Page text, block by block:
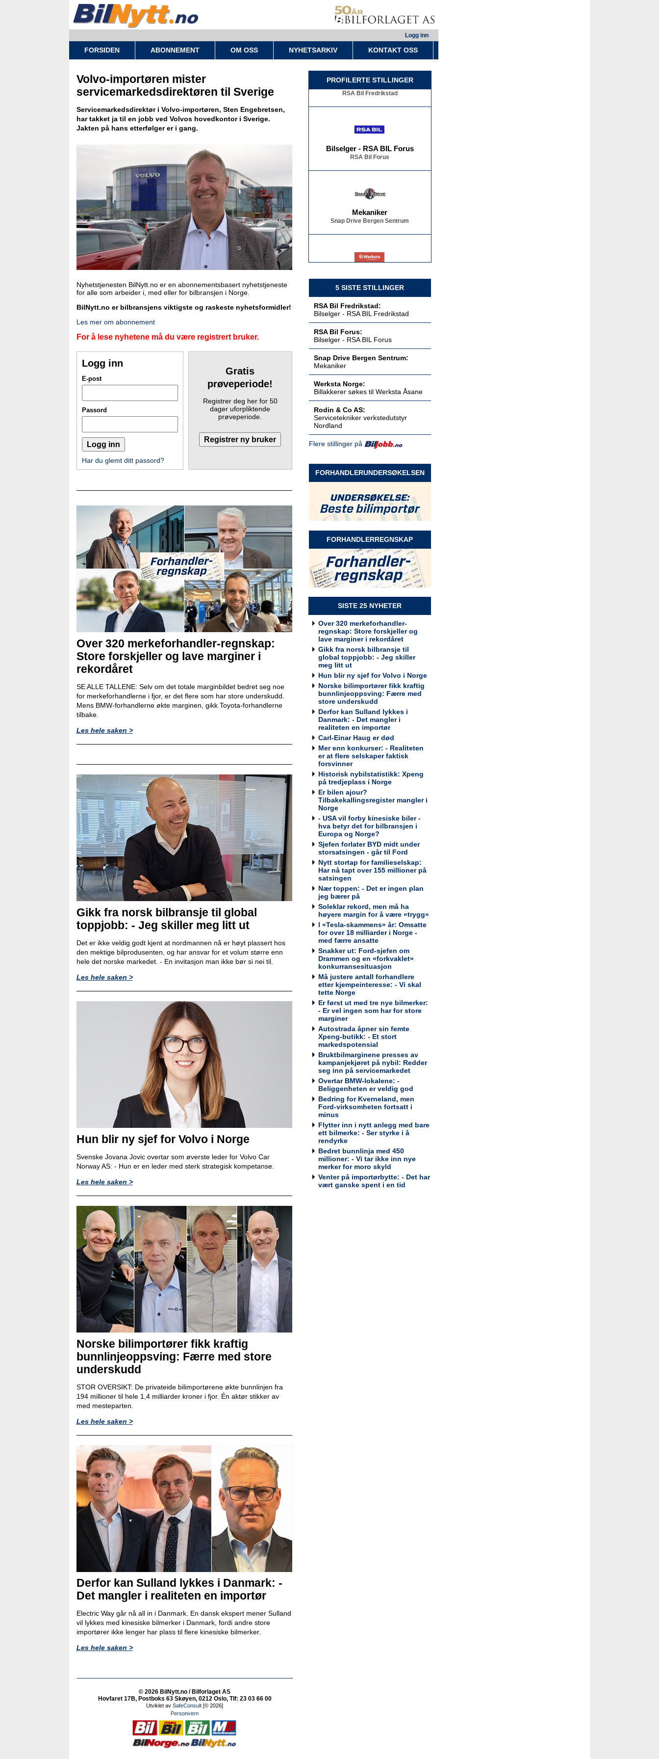
Logg inn
FORSIDEN ABONNEMENT OM OSS NYHETSARKIV KONTAKT OSS
Volvo-importøren mister
servicemarkedsdirektøren til Sverige
Servicemarkedsdirektør i Volvo-importøren, Sten Engebretsen,
har takket ja til en jobb ved Volvos hovedkontor i Sverige.
Jakten på hans etterfølger er i gang.
Nyhetstjenesten BilNytt.no er en abonnementsbasert nyhetstjeneste
for alle som arbeider i, med eller for bilbransjen i Norge.
BilNytt.no er bilbransjens viktigste og raskeste nyhetsformidler!
Les mer om abonnement
For å lese nyhetene må du være registrert bruker.
Logg inn
E-post
Passord
Har du glemt ditt passord?
Gratis
prøveperiode!
Registrer deg her for 50
dager uforpliktende
prøveperiode.
Over 320 merkeforhandler-regnskap:
Store forskjeller og lave marginer i
rekordåret
SE ALLE TALLENE: Selv om det totale marginbildet bedret seg noe
for merkeforhandlerne i fjor, er det flere som har store underskudd.
Mens BMW-forhandlerne økte marginen, gikk Toyota-forhandlerne
tilbake.
Les hele saken >
Gikk fra norsk bilbransje til global
toppjobb: - Jeg skiller meg litt ut
Det er ikke veldig godt kjent at nordmannen nå er høyt plassert hos
den mektige bilprodusenten, og har ansvar for et volum større enn
hele det norske markedet. - En invitasjon man ikke bør si nei til.
Les hele saken >
Hun blir ny sjef for Volvo i Norge
Svenske Jovana Jovic overtar som øverste leder for Volvo Car
Norway AS: - Hun er en leder med sterk strategisk kompetanse.
Les hele saken >
Norske bilimportører fikk kraftig
bunnlinjeoppsving: Færre med store
underskudd
STOR OVERSIKT: De privateide bilimportørene økte bunnlinjen fra
194 millioner til hele 1,4 milliarder kroner i fjor. Én aktør stikker av
med mesteparten.
Les hele saken >
Derfor kan Sulland lykkes i Danmark: -
Det mangler i realiteten en importør
Electric Way går nå all in i Danmark. En dansk ekspert mener Sulland
vil lykkes med kinesiske bilmerker i Danmark, fordi andre store
importører ikke lenger har plass til flere kinesiske bilmerker.
Les hele saken >
PROFILERTE STILLINGER
Bilselger - RSA BIL Fredrikstad
RSA Bil Forus
Snap Drive Bergen Sentrum
Servicetekniker verkstedutstyr
Nordland
Servicetekniker verkstedutstyr
Østlandet
Rodin & Co AS
Rodin & Co AS
Selger kundeservice
Rodin & Co AS
Billakkerer søkes til Werksta
Grorud
Werksta Norge
Kundemottaker og Takserer for
Werksta Grorud
Werksta Norge
Salgssjef
Møller Bil Outlet Alnabru
Servicemarkedsleder
Sulland Lier
Teknisk kontrollør
Viking Kontroll AS
Avdelingsleder / Kundemottaker
Mekonomen Bilverksted, Arna
Bilmekaniker / Service Technician -
Haugesund
Tesla Norway AS
Bilmekaniker / Service Technician -
Bodø
Tesla Norway AS
Bilmekaniker / Service Technician -
Stavanger
Tesla Norway AS
5 SISTE STILLINGER
RSA Bil Fredrikstad:
Bilselger - RSA BIL Fredrikstad
RSA Bil Forus:
Bilselger - RSA BIL Forus
Snap Drive Bergen Sentrum:
Mekaniker
Werksta Norge:
Billakkerer søkes til Werksta Åsane
Rodin & Co AS:
Servicetekniker verkstedutstyr
Nordland
Flere stillinger på
FORHANDLERUNDERSØKELSEN
FORHANDLERREGNSKAP
SISTE 25 NYHETER
Over 320 merkeforhandler-
regnskap: Store forskjeller og
lave marginer i rekordåret
Gikk fra norsk bilbransje til
global toppjobb: - Jeg skiller
meg litt ut
Hun blir ny sjef for Volvo i Norge
Norske bilimportører fikk kraftig
bunnlinjeoppsving: Færre med
store underskudd
Derfor kan Sulland lykkes i
Danmark: - Det mangler i
realiteten en importør
Carl-Einar Haug er død
Mer enn konkurser: - Realiteten
er at flere selskaper faktisk
forsvinner
Historisk nybilstatistikk: Xpeng
på tredjeplass i Norge
Er bilen ajour?
Tilbakekallingsregister mangler i
Norge
- USA vil forby kinesiske biler -
hva betyr det for bilbransjen i
Europa og Norge?
Sjefen forlater BYD midt under
storsatsingen - går til Ford
Nytt stortap for familieselskap:
Har nå tapt over 155 millioner på
satsingen
Nær toppen: - Det er ingen plan
jeg bærer på
Soleklar rekord, men må ha
høyere margin for å være «trygg»
I «Tesla-skammens» år: Omsatte
for over 18 milliarder i Norge -
med færre ansatte
Snakker ut: Ford-sjefen om
Drammen og en «forkvaklet»
konkurransesituasjon
Må justere antall forhandlere
etter kjempeinteresse: - Vi skal
tette Norge
Er først ut med tre nye bilmerker:
- Er vel ingen som har for store
marginer
Autostrada åpner sin femte
Xpeng-butikk: - Et stort
markedspotensial
Bruktbilmarginene presses av
kampanjekjøret på nybil: Redder
seg inn på servicemarkedet
Overtar BMW-lokalene: -
Beliggenheten er veldig god
Bedring for Kverneland, men
Ford-virksomheten fortsatt i
minus
Flytter inn i nytt anlegg med bare
ett bilmerke: - Ser styrke i å
rendyrke
Bedret bunnlinja med 450
millioner: - Vi tar ikke inn nye
merker for moro skyld
Venter på importørbytte: - Det har
vært ganske spent i en tid
© 2026 BilNytt.no / Bilforlaget AS
Hovfaret 17B, Postboks 63 Skøyen, 0212 Oslo, Tlf: 23 03 66 00
Utviklet av SafeConsult [© 2026]
Personvern